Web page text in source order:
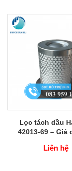
Lọc tách dầu
42013-69 – Giá
Liên hệ